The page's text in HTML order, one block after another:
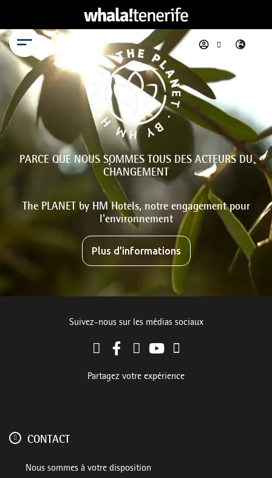
Menu
PARCE QUE NOUS SOMMES TOUS DES ACTEURS DU
CHANGEMENT
The PLANET by HM Hotels, notre engagement pour
l'environnement
Plus d'informations
Suivez-nous sur les médias sociaux
Partagez votre expérience
CONTACT
Nous sommes à votre disposition